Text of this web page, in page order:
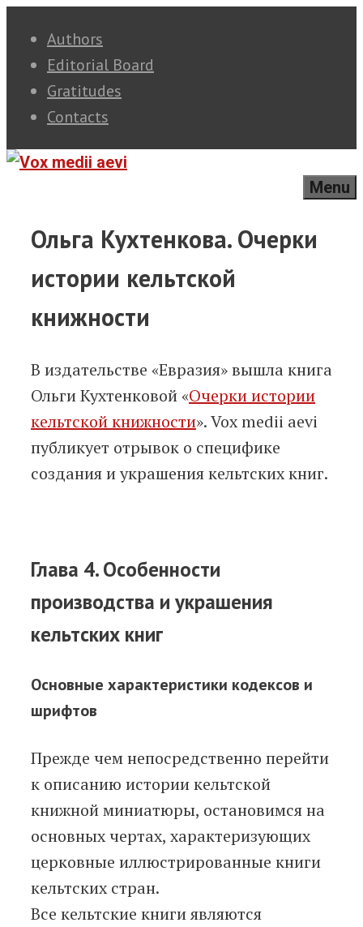
content
Authors
Editorial Board
Gratitudes
Contacts
Menu
Ольга Кухтенкова. Очерки
истории кельтской
книжности
В издательстве «Евразия» вышла книга
Ольги Кухтенковой «Очерки истории
кельтской книжности». Vox medii aevi
публикует отрывок о специфике
создания и украшения кельтских книг.
Глава 4. Особенности
производства и украшения
кельтских книг
Основные характеристики кодексов и
шрифтов
Прежде чем непосредственно перейти
к описанию истории кельтской
книжной миниатюры, остановимся на
основных чертах, характеризующих
церковные иллюстрированные книги
кельтских стран.
Все кельтские книги являются